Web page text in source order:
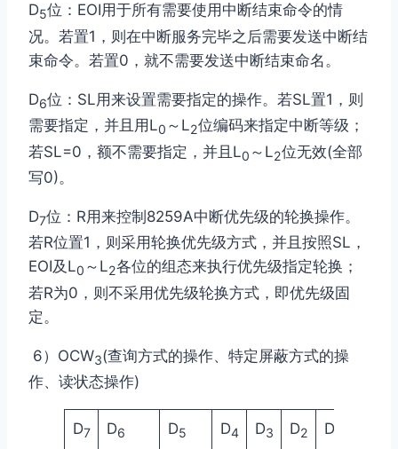
D5位：EOI用于所有需要使用中断结束命令的情
况。若置1，则在中断服务完毕之后需要发送中断结
束命令。若置0，就不需要发送中断结束命名。
D6位：SL用来设置需要指定的操作。若SL置1，则
需要指定，并且用L0 ～L2位编码来指定中断等级；
若SL=0，额不需要指定，并且L0 ～L2位无效(全部
写0)。
D7位：R用来控制8259A中断优先级的轮换操作。
若R位置1，则采用轮换优先级方式，并且按照SL，
EOI及L0 ～L2各位的组态来执行优先级指定轮换；
若R为0，则不采用优先级轮换方式，即优先级固
定。
6）OCW3(查询方式的操作、特定屏蔽方式的操
作、读状态操作)
D7 D6 D5 D4 D3 D2 D